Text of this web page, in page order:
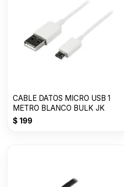
CABLE DATOS MICRO USB 1
METRO BLANCO BULK JK
$ 199